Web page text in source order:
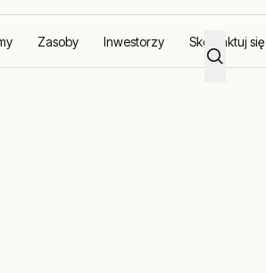
Zasoby Inwestorzy Skontaktuj